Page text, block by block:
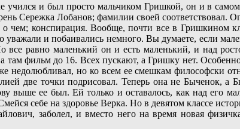
и был просто мальчиком Гришкой, он и в
Сережка Лобанов; фамилии своей соответствовал.
чем; конспирация. Вообще, почти все в Гришкином
уважали и побаивались немного. Вы думаете, если
все равно маленький он и есть маленький, и над
там фильм до 16. Всех пускают, а Гришку нет.
недолюбливал, но ко всем ее смешкам философски
две точки подрисовал. Теперь она не Быченок,
выше ее был. Ей только и оставалось, как над его
себе на здоровье Верка. Но в девятом классе
заболел, и вместо него на время новая